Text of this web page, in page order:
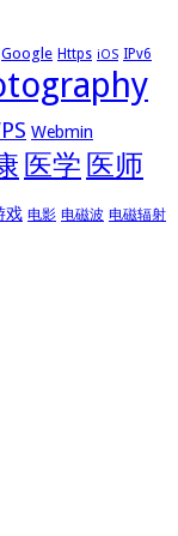
Google Https iOS IPv6
Webmin
医学 医师
戏 电影 电磁波 电磁辐射